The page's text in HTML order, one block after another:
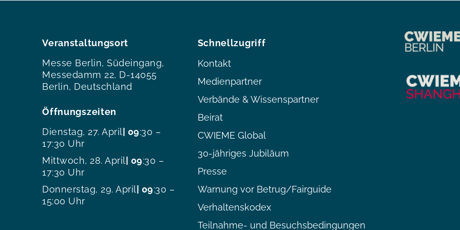
Veranstaltungsort
Messe Berlin, Südeingang,
Messedamm 22, D-14055
Berlin, Deutschland
Öffnungszeiten
Dienstag, 27. April | 09:30 –
17:30 Uhr
Mittwoch, 28. April | 09:30 –
17:30 Uhr
Donnerstag, 29. April | 09:30 –
15:00 Uhr
Schnellzugriff
Kontakt
Medienpartner
Verbände & Wissenspartner
Beirat
CWIEME Global
30-jähriges Jubiläum
Presse
Warnung vor Betrug/Fairguide
Verhaltenskodex
Teilnahme- und Besuchsbedingungen